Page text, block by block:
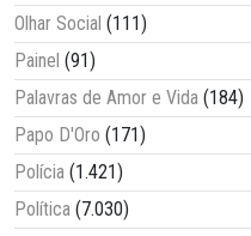
Olhar Social (111)
Painel (91)
Palavras de Amor e Vida (184)
Papo D'Oro (171)
Polícia (1.421)
Política (7.030)